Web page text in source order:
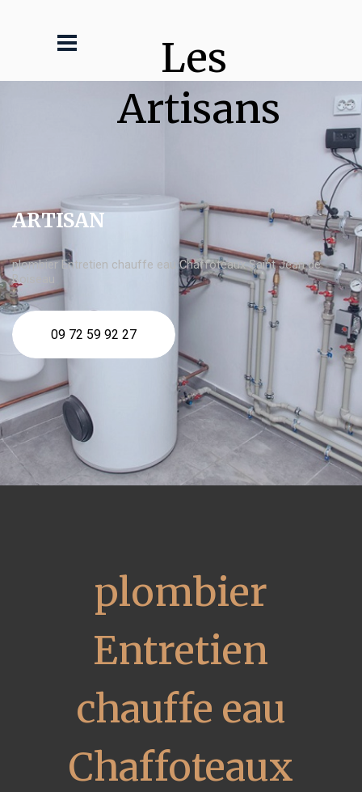
Les
Artisans
ARTISAN
plombier Entretien chauffe eau Chaffoteaux Saint Jean de
Boiseau
09 72 59 92 27
plombier
Entretien
chauffe eau
Chaffoteaux